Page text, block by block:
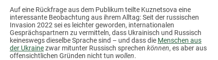
Auf eine Rückfrage aus dem Publikum teilte Kuznetsova eine
interessante Beobachtung aus ihrem Alltag: Seit der russischen
Invasion 2022 sei es leichter geworden, internationalen
Gesprächspartnern zu vermitteln, dass Ukrainisch und Russisch
keineswegs dieselbe Sprache sind – und dass die Menschen aus
der Ukrainezwar mitunter Russisch sprechen können, es aber aus
offensichtlichen Gründen nicht tun wollen.